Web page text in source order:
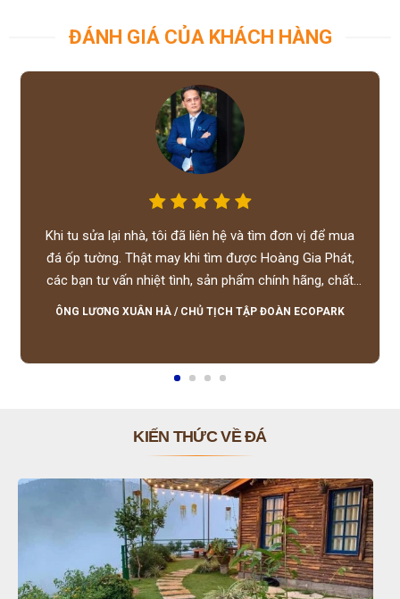
ĐÁNH GIÁ CỦA KHÁCH HÀNG
Khi tu sửa lại nhà, tôi đã liên hệ và tìm đơn vị để mua
đá ốp tường. Thật may khi tìm được Hoàng Gia Phát,
các bạn tư vấn nhiệt tình, sản phẩm chính hãng, chất
lượng tốt, giá hợp lý, hỗ trợ tận tình.
ÔNG LƯƠNG XUÂN HÀ / CHỦ TỊCH TẬP ĐOÀN ECOPARK
KIẾN THỨC VỀ ĐÁ